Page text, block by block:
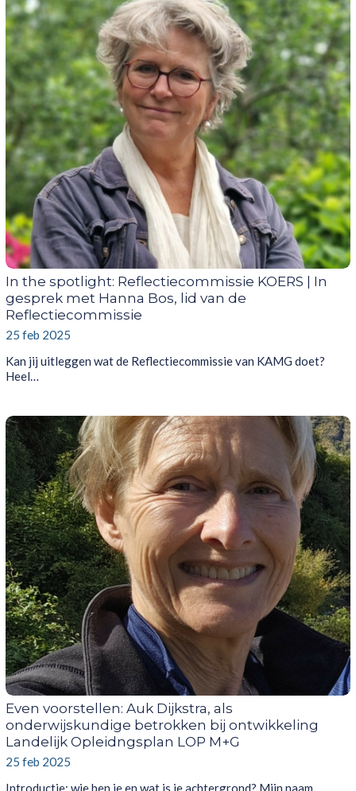
In the spotlight: Reflectiecommissie KOERS | In
gesprek met Hanna Bos, lid van de
Reflectiecommissie
25 feb 2025
Kan jij uitleggen wat de Reflectiecommissie van KAMG doet?
Heel…
Even voorstellen: Auk Dijkstra, als
onderwijskundige betrokken bij ontwikkeling
Landelijk Opleidngsplan LOP M+G
25 feb 2025
Introductie: wie ben je en wat is je achtergrond? Mijn naam…